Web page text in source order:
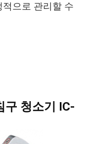
으로 관리할 수
구 청소기 IC-